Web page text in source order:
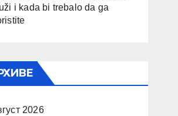
i kada bi trebalo da ga
2026